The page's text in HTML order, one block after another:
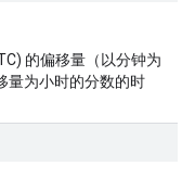
的偏移量（以分钟为
量为小时的分数的时